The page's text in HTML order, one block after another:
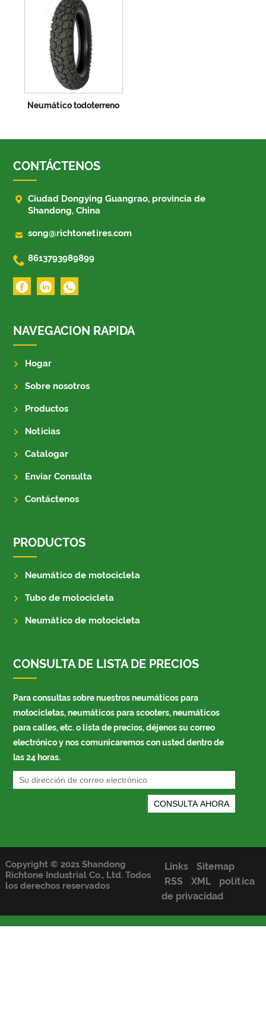
Neumático todoterreno
CONTÁCTENOS
 Ciudad Dongying Guangrao, provincia de
Shandong, China
 song@richtonetires.com
 8613793989899
NAVEGACION RAPIDA
Hogar
Sobre nosotros
Productos
Noticias
Catalogar
Enviar Consulta
Contáctenos
PRODUCTOS
Neumático de motocicleta
Tubo de motocicleta
Neumático de motocicleta
CONSULTA DE LISTA DE PRECIOS
Para consultas sobre nuestros neumáticos para
motocicletas, neumáticos para scooters, neumáticos
para calles, etc. o lista de precios, déjenos su correo
electrónico y nos comunicaremos con usted dentro de
las 24 horas.
Copyright © 2021 Shandong
Richtone Industrial Co., Ltd. Todos
los derechos reservados
Links
Sitemap
RSS
XML
política
de privacidad